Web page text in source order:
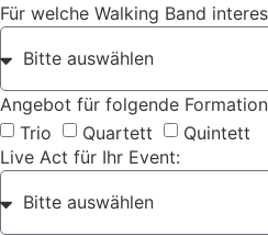
Für welche Walking Band
Angebot für folgende
Trio
Quartett
Quintett
Live Act für Ihr Event: